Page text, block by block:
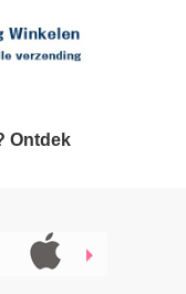
Ontdek